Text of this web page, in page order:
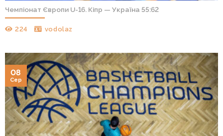
Чемпіонат Європи U-16. Кіпр — Україна 55:62
224 vodolaz
08
Сер